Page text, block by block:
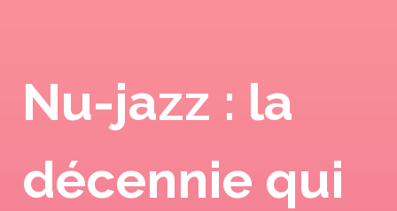
Nu-jazz : la
décennie qui